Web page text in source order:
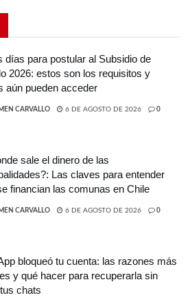
días para postular al Subsidio de
2026: estos son los requisitos y
aún pueden acceder
CARVALLO 6 DE AGOSTO DE 2026 0
sale el dinero de las
Las claves para entender
financian las comunas en Chile
CARVALLO 6 DE AGOSTO DE 2026 0
bloqueó tu cuenta: las razones más
y qué hacer para recuperarla sin
chats